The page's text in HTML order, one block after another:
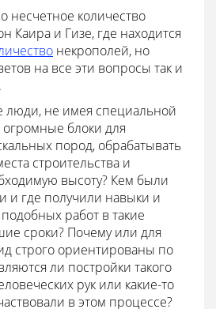
несчетное количество
Каира и Гизе, где находится
некрополей, но
на все эти вопросы так и
люди, не имея специальной
блоки для
пород, обрабатывать
строительства и
высоту? Кем были
и где получили навыки и
работ в такие
сроки? Почему или для
строго ориентированы по
ли постройки такого
рук или какие-то
в этом процессе?